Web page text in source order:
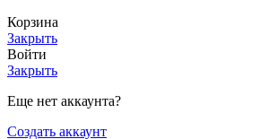
Корзина
Закрыть
Войти
Закрыть
Еще нет аккаунта?
Создать аккаунт